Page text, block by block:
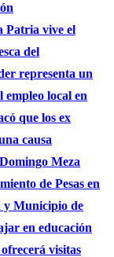
Patria vive el
del
representa un
empleo local en
que los ex
causa
Meza
de Pesas en
y Municipio de
en educación
visitas